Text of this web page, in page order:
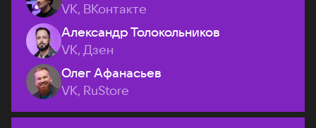
VK, ВКонтакте
Александр Толокольников
VK, Дзен
Олег Афанасьев
VK, RuStore